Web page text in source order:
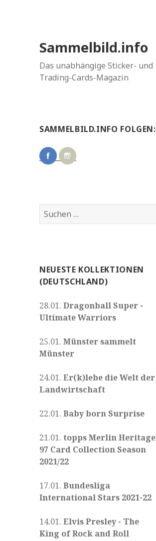
Sammelbild.info
Das unabhängige Sticker- und
Trading-Cards-Magazin
SAMMELBILD.INFO FOLGEN:
Suchen
nach:
NEUESTE KOLLEKTIONEN
(DEUTSCHLAND)
28.01.Dragonball Super -
Ultimate Warriors
25.01.Münster sammelt
Münster
24.01.Er(k)lebe die Welt der
Landwirtschaft
22.01.Baby born Surprise
21.01.topps Merlin Heritage
97 Card Collection Season
2021/22
17.01.Bundesliga
International Stars 2021-22
14.01.Elvis Presley - The
King of Rock and Roll